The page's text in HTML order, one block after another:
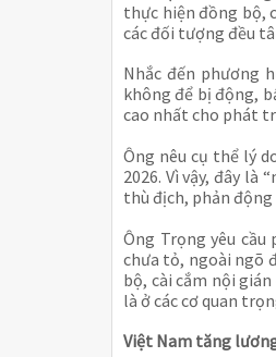
thực hiện đồng bộ,
các đối tượng đều
Nhắc đến phương
không để bị động,
cao nhất cho phát
Ông nêu cụ thể lý
2026. Vì vậy, đây là
thù địch, phản
Ông Trọng yêu
chưa tỏ, ngoài ngõ
bộ, cài cắm nội
là ở các cơ quan
Việt Nam tăng